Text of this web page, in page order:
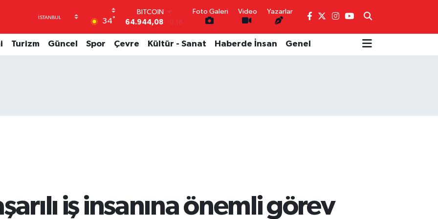
34°
DOLAR
47,7436
0.18
EURO
55,2510 0.32
Foto Galeri Video Yazarlar
Turizm Güncel Spor Çevre Kültür - Sanat Haberde İnsan Genel
iş insanına önemli görev